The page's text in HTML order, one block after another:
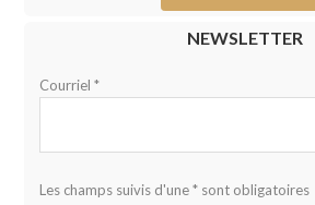
NEWSLETTER
Courriel *
Les champs suivis d'une * sont obligatoires